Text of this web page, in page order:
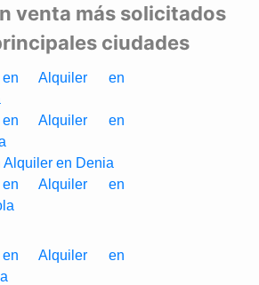
venta más solicitados
ciudades
Alquiler en
Alquiler en
Alquiler en Denia
Alquiler en
Alquiler en